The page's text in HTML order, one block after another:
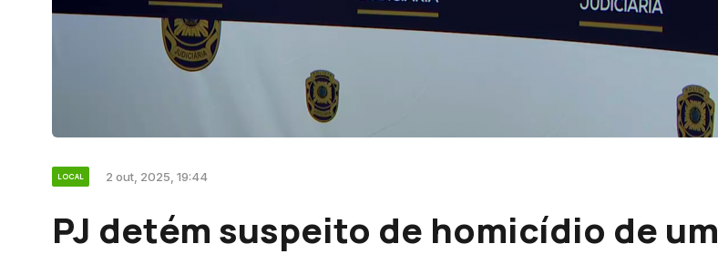
LOCAL 2 out, 2025, 19:44
PJ detém suspeito de homicídio de um